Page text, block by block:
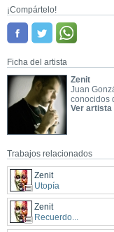
¡Compártelo!
Ficha del artista
Zenit
Juan
conocidos
Ver artista
Trabajos relacionados
Zenit
Utopía
Zenit
Recuerdo...